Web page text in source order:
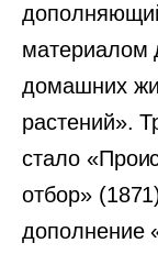
материалом
домашних
растений».
стало
отбор»
дополнение